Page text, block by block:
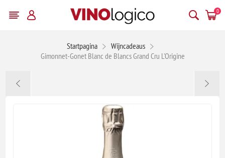
0
Startpagina
Wijncadeaus
Gimonnet-Gonet Blanc de Blancs Grand Cru L'Origine